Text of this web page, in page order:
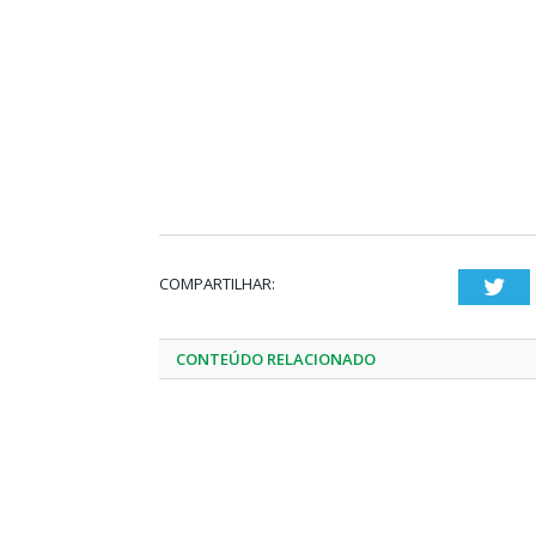
COMPARTILHAR:
CONTEÚDO RELACIONADO